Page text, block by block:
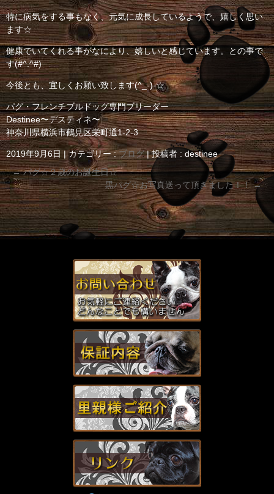
特に病気をする事もなく、元気に成長しているようで、嬉しく思い
ます☆
健康でいてくれる事がなにより、嬉しいと感じています。との事で
す(#^.^#)
今後とも、宜しくお願い致します(^_-)-☆
パグ・フレンチブルドッグ専門ブリーダー
Destinee〜デスティネ〜
神奈川県横浜市鶴見区栄町通1-2-3
2019年9月6日 |カテゴリー :ブログ |投稿者 : destinee
←パグ☆２歳のお誕生日☆
黒パグ☆お写真送って頂きました！！→